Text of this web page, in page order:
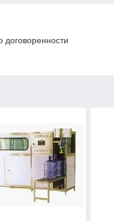
договоренности